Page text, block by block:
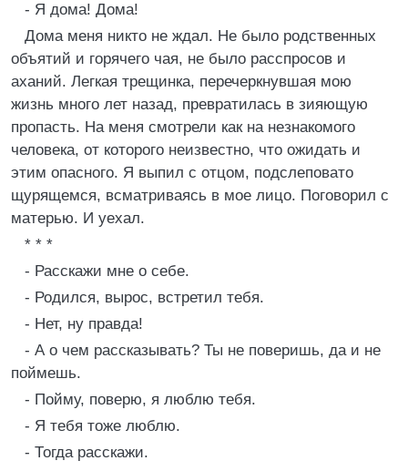
- Я дома! Дома!
Дома меня никто не ждал. Hе было родственных
объятий и горячего чая, не было расспросов и
аханий. Легкая трещинка, перечеркнувшая мою
жизнь много лет назад, превратилась в зияющую
пропасть. Hа меня смотрели как на незнакомого
человека, от которого неизвестно, что ожидать и
этим опасного. Я выпил с отцом, подслеповато
щурящемся, всматриваясь в мое лицо. Поговорил с
матерью. И уехал.
* * *
- Расскажи мне о себе.
- Родился, вырос, встретил тебя.
- Hет, ну правда!
- А о чем рассказывать? Ты не поверишь, да и не
поймешь.
- Пойму, поверю, я люблю тебя.
- Я тебя тоже люблю.
- Тогда расскажи.